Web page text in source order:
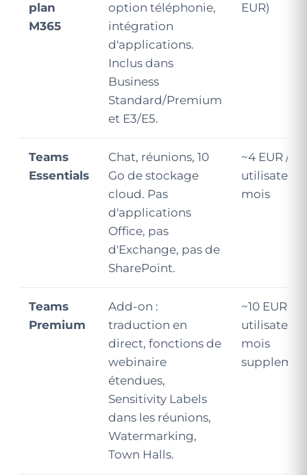
plan
M365
option téléphonie,
intégration
d'applications.
Inclus dans
Business
Standard/Premium
et E3/E5.
EUR)
Teams
Essentials
Chat, réunions, 10
Go de stockage
cloud. Pas
d'applications
Office, pas
d'Exchange, pas de
SharePoint.
~4 EUR /
utilisateur /
mois
Teams
Premium
Add-on :
traduction en
direct, fonctions de
webinaire
étendues,
Sensitivity Labels
dans les réunions,
Watermarking,
Town Halls.
~10 EUR /
utilisateur /
mois